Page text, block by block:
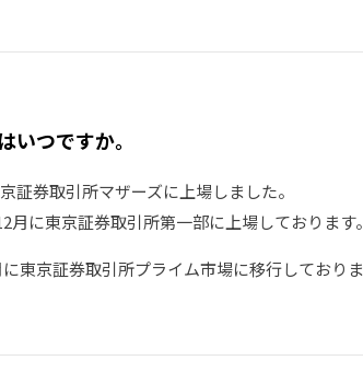
いつですか。
証券取引所マザーズに上場しました。
月に東京証券取引所第一部に上場しております。
東京証券取引所プライム市場に移行しておりま